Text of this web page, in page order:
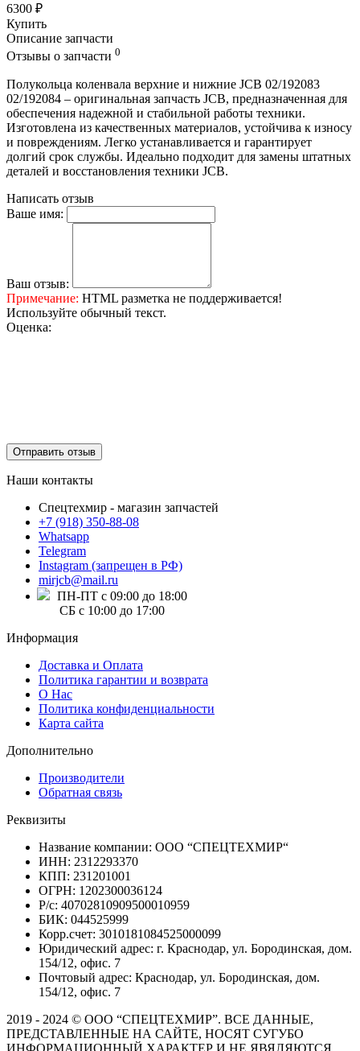
6300 ₽
Купить
Описание запчасти
Отзывы о запчасти 0
Полукольца коленвала верхние и нижние JCB 02/192083
02/192084 – оригинальная запчасть JCB, предназначенная для
обеспечения надежной и стабильной работы техники.
Изготовлена из качественных материалов, устойчива к износу
и повреждениям. Легко устанавливается и гарантирует
долгий срок службы. Идеально подходит для замены штатных
деталей и восстановления техники JCB.
Написать отзыв
Ваше имя:
Ваш отзыв:
Примечание: HTML разметка не поддерживается!
Используйте обычный текст.
Оценка:
Отправить отзыв
Наши контакты
Спецтехмир - магазин запчастей
+7 (918) 350-88-08
Whatsapp
Telegram
Instagram (запрещен в РФ)
mirjcb@mail.ru
ПН-ПТ с 09:00 до 18:00
СБ с 10:00 до 17:00
Информация
Доставка и Оплата
Политика гарантии и возврата
О Нас
Политика конфиденциальности
Карта сайта
Дополнительно
Производители
Обратная связь
Реквизиты
Название компании: ООО “СПЕЦТЕХМИР“
ИНН: 2312293370
КПП: 231201001
ОГРН: 1202300036124
Р/с: 40702810909500010959
БИК: 044525999
Корр.счет: 3010181084525000099
Юридический адрес: г. Краснодар, ул. Бородинская, дом.
154/12, офис. 7
Почтовый адрес: Краснодар, ул. Бородинская, дом.
154/12, офис. 7
2019 - 2024 © ООО “СПЕЦТЕХМИР”. ВСЕ ДАННЫЕ,
ПРЕДСТАВЛЕННЫЕ НА САЙТЕ, НОСЯТ СУГУБО
ИНФОРМАЦИОННЫЙ ХАРАКТЕР И НЕ ЯВЯЛЯЮТСЯ